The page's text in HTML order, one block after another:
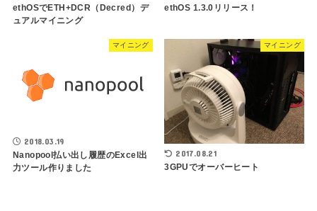
ethOSでETH+DCR（Decred）デ
ュアルマイニング
ethOS 1.3.0リリース！
マイニング
2018.03.19
Nanopool払い出し履歴のExcel出
力ツール作りました
マイニング
2017.08.21
3GPUでオーバーヒート